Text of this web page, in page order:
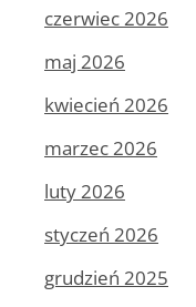
czerwiec 2026
maj 2026
kwiecień 2026
marzec 2026
luty 2026
styczeń 2026
grudzień 2025